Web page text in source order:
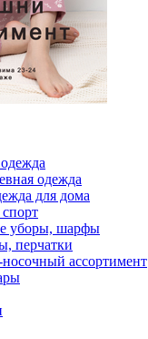
одежда
для дома
уборы, шарфы
перчатки
ассортимент